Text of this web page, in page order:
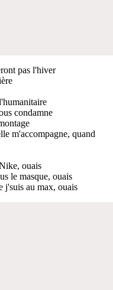
pas l'hiver
condamne
m'accompagne, quand
ouais
le masque, ouais
j'suis au max, ouais